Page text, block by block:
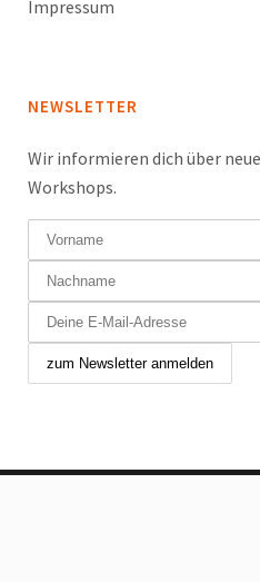
Impressum
NEWSLETTER
Wir informieren dich über
Workshops.